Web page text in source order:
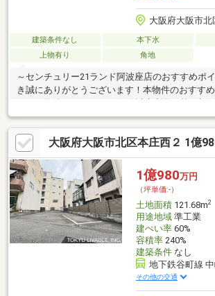
大阪府大阪市北
建築条件なし 本下水
上物有り
角地
～センチュリー21ランド阿波座店のおすすめポ
き誠にありがとうございます！本物件のおすすめ
ら！＜物件について＞●2沿線以上利用可能●建
に優れた立地＜立地＞●大阪メトロ御堂筋線「中
約7分お気軽にお問い合わせください！＜センチ
について＞●センチュリー21ランド阿波座店は
ニーズに寄り添い、大切なお住まいのご購入に
します！●リフォームのご相談も承っております
るお悩み等、なんでもお気軽にご相談くださいま
大阪府大阪市北区本庄西２ 1億
1億980万円
（坪単価:-）
土地面積121.68m2
用途地域準工業
建ぺい率60%
容積率240%
建築条件なし
地下鉄谷町線
その他の交通